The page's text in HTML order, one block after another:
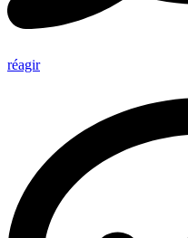
réagir